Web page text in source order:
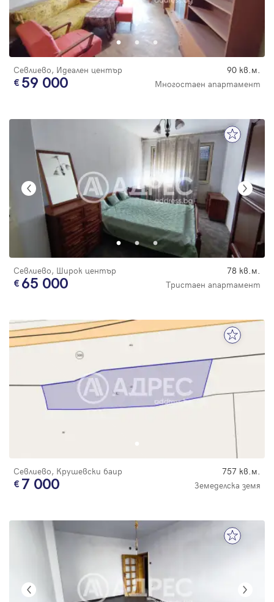
Севлиево, Идеален център 90 кв.м.
59 000 Многостаен апартамент
Севлиево, Широк център 78 кв.м.
65 000 Тристаен апартамент
Севлиево, Крушевски баир 757 кв.м.
7 000 Земеделска земя